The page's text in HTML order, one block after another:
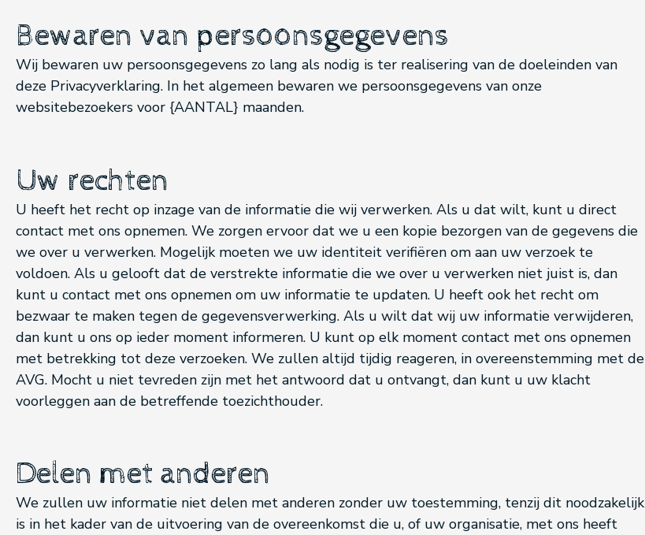
Bewaren van persoonsgegevens
Wij bewaren uw persoonsgegevens zo lang als nodig is ter realisering van de doeleinden van
deze Privacyverklaring. In het algemeen bewaren we persoonsgegevens van onze
websitebezoekers voor {AANTAL} maanden.
Uw rechten
U heeft het recht op inzage van de informatie die wij verwerken. Als u dat wilt, kunt u direct
contact met ons opnemen. We zorgen ervoor dat we u een kopie bezorgen van de gegevens die
we over u verwerken. Mogelijk moeten we uw identiteit verifiëren om aan uw verzoek te
voldoen. Als u gelooft dat de verstrekte informatie die we over u verwerken niet juist is, dan
kunt u contact met ons opnemen om uw informatie te updaten. U heeft ook het recht om
bezwaar te maken tegen de gegevensverwerking. Als u wilt dat wij uw informatie verwijderen,
dan kunt u ons op ieder moment informeren. U kunt op elk moment contact met ons opnemen
met betrekking tot deze verzoeken. We zullen altijd tijdig reageren, in overeenstemming met de
AVG. Mocht u niet tevreden zijn met het antwoord dat u ontvangt, dan kunt u uw klacht
voorleggen aan de betreffende toezichthouder.
Delen met anderen
We zullen uw informatie niet delen met anderen zonder uw toestemming, tenzij dit noodzakelijk
is in het kader van de uitvoering van de overeenkomst die u, of uw organisatie, met ons heeft